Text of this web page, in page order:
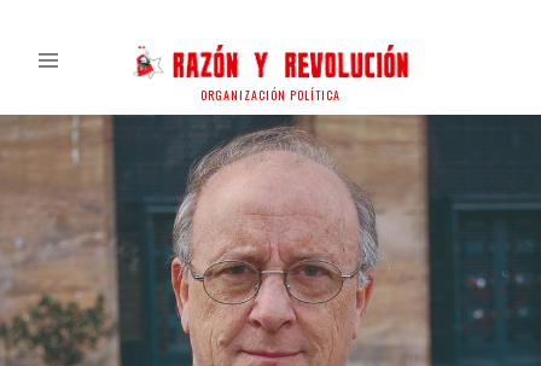
ORGANIZACIÓN POLÍTICA